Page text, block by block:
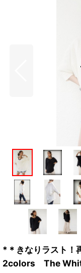
*＊きなりラスト
2colors The